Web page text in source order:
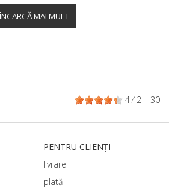
4.42 | 30
PENTRU CLIENȚI
livrare
plată